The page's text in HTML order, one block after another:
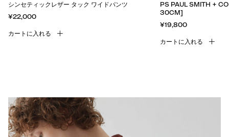
シンセティックレザー タック ワイドパンツ
¥22,000
カートに入れる
PS PAUL SMITH +
30CM]
¥19,800
カートに入れる